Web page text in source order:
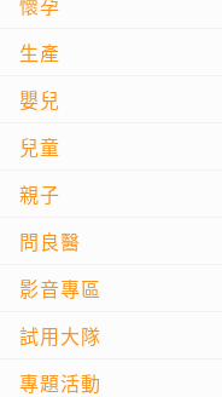
懷孕
生產
嬰兒
兒童
親子
問良醫
影音專區
試用大隊
專題活動